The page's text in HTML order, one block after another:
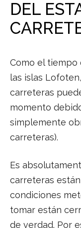
DEL
Como el tiempo
las islas
carreteras
momento
simplemente
carreteras).
Es
carreteras
condiciones
tomar están
de verdad. Por